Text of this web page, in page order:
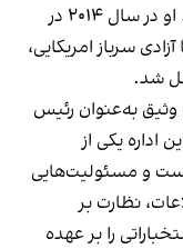
چند سال را در زندان گوانتانامو سپری کرد. او در سال ۲۰۱۴ در
سرباز امریکایی،
شد.
به‌عنوان رئیس
یکی از
و مسئولیت‌هایی
نظارت بر
را بر عهده